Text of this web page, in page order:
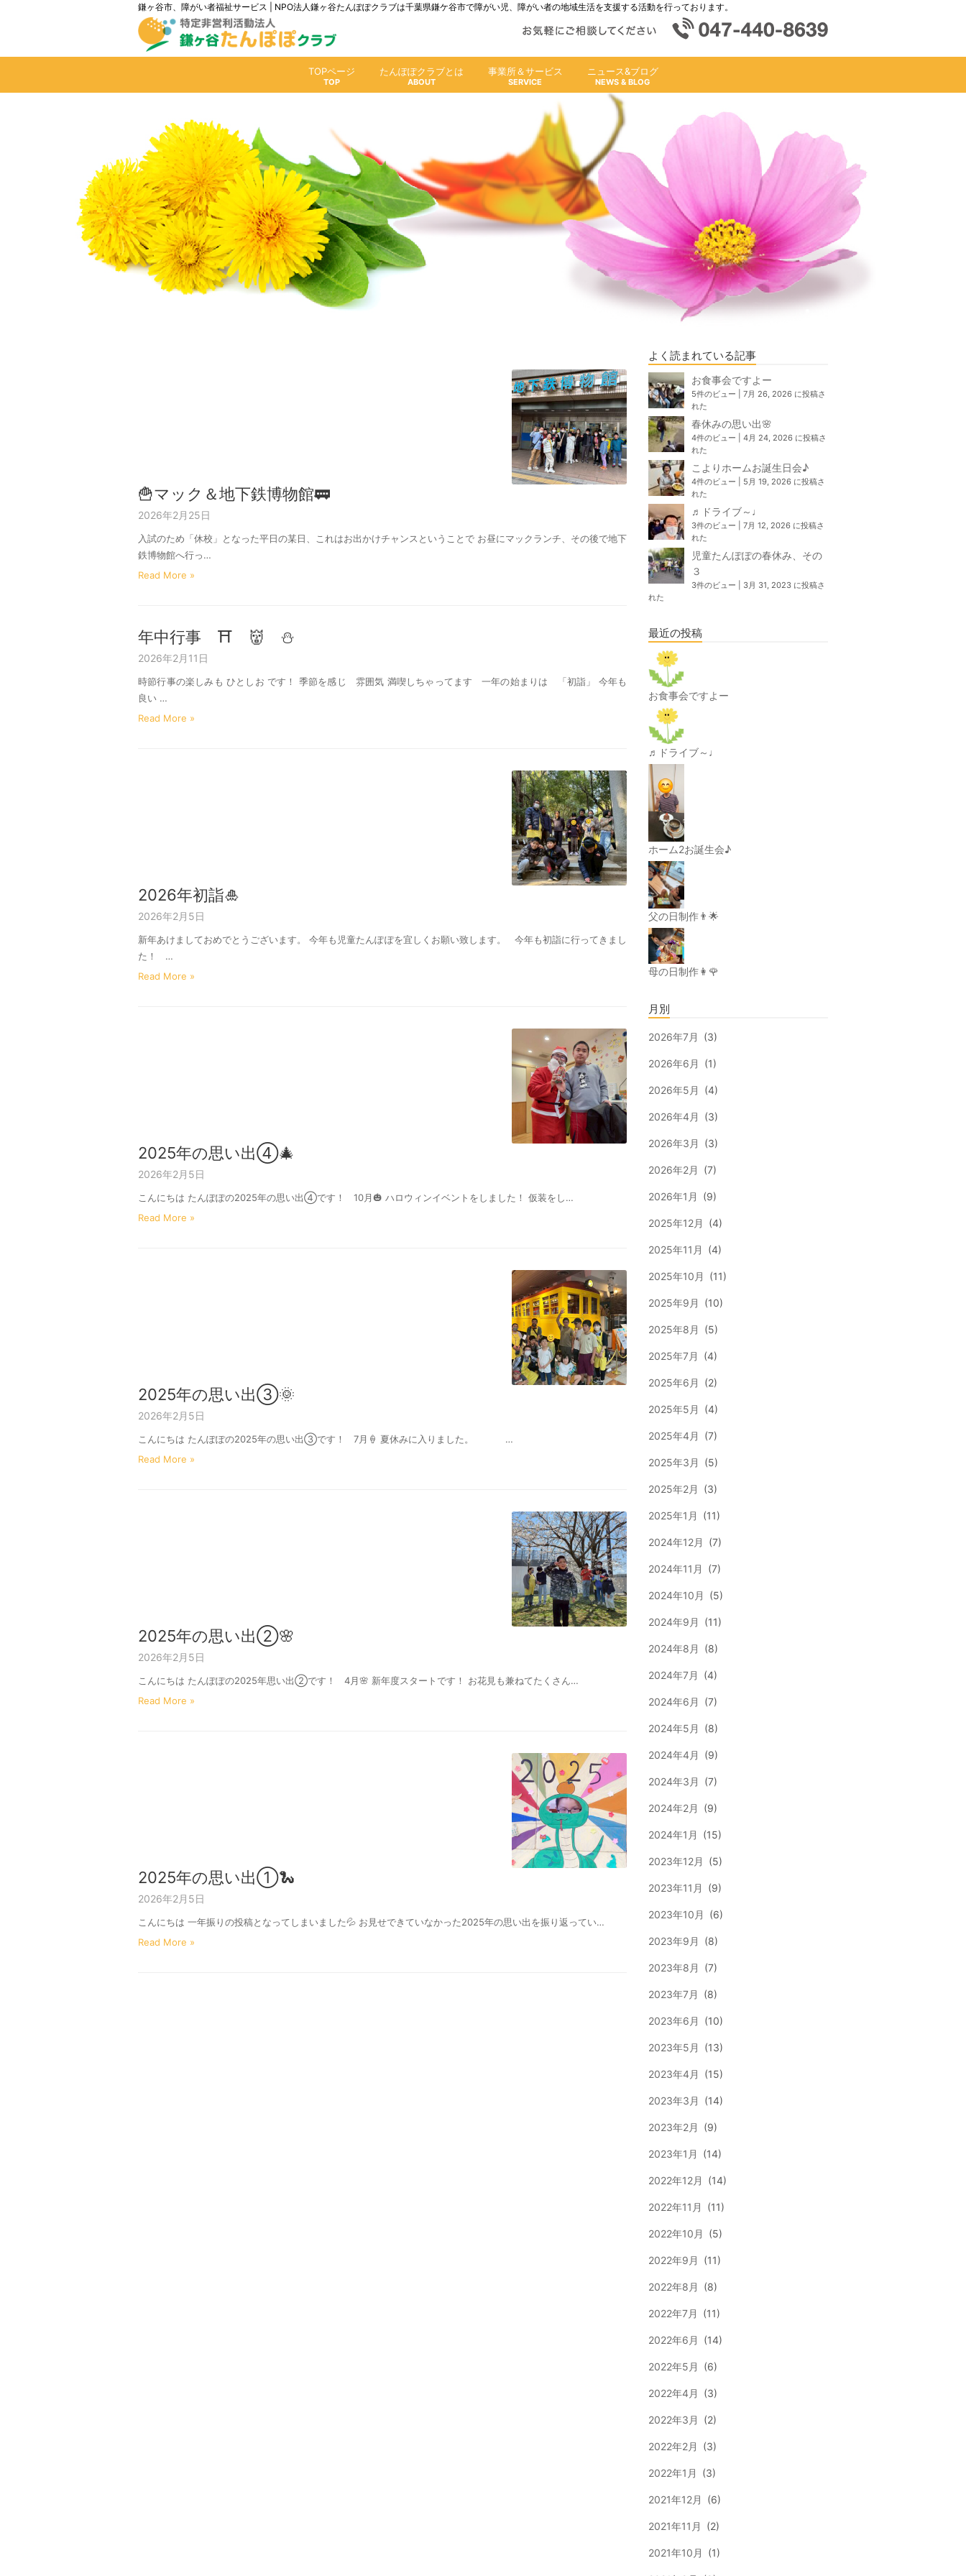
鎌ヶ谷市、障がい者福祉サービス | NPO法人鎌ヶ谷たんぽぽクラブは千葉県鎌ケ谷市で障がい児、障がい者の地域生活を支援する活動を行っております。
TOPページ たんぽぽクラブとは 事業所＆サービス ニュース&ブログ
🍟マック＆地下鉄博物館🚃
2026年2月25日
入試のため「休校」となった平日の某日、これはお出かけチャンスということで お昼にマックランチ、その後で地下
鉄博物館へ行っ…
Read More »
年中行事 ⛩ 👹 ⛄
2026年2月11日
時節行事の楽しみも ひとしお です！ 季節を感じ 雰囲気 満喫しちゃってます 一年の始まりは 「初詣」 今年も
良い …
Read More »
2026年初詣🎍
2026年2月5日
新年あけましておめでとうございます。 今年も児童たんぽぽを宜しくお願い致します。 今年も初詣に行ってきまし
た！ …
Read More »
2025年の思い出④🎄
2026年2月5日
こんにちは たんぽぽの2025年の思い出④です！ 10月🎃 ハロウィンイベントをしました！ 仮装をし…
Read More »
2025年の思い出③🌞
2026年2月5日
こんにちは たんぽぽの2025年の思い出③です！ 7月🍦 夏休みに入りました。 …
Read More »
2025年の思い出②🌸
2026年2月5日
こんにちは たんぽぽの2025年思い出②です！ 4月🌸 新年度スタートです！ お花見も兼ねてたくさん…
Read More »
2025年の思い出①🐍
2026年2月5日
こんにちは 一年振りの投稿となってしまいました💦 お見せできていなかった2025年の思い出を振り返ってい…
Read More »
よく読まれている記事
お食事会ですよー
5件のビュー
7月 26, 2026 に投稿さ
れた
春休みの思い出🌸
4件のビュー
4月 24, 2026 に投稿さ
れた
こよりホームお誕生日会♪
4件のビュー
5月 19, 2026 に投稿さ
れた
♬ドライブ～♩
3件のビュー
7月 12, 2026 に投稿さ
れた
児童たんぽぽの春休み、その
３
3件のビュー
3月 31, 2023 に投稿さ
れた
最近の投稿
お食事会ですよー
♬ドライブ～♩
ホーム2お誕生会♪
父の日制作👨🌟
母の日制作👩🌹
月別
2026年7月 (3)
2026年6月 (1)
2026年5月 (4)
2026年4月 (3)
2026年3月 (3)
2026年2月 (7)
2026年1月 (9)
2025年12月 (4)
2025年11月 (4)
2025年10月 (11)
2025年9月 (10)
2025年8月 (5)
2025年7月 (4)
2025年6月 (2)
2025年5月 (4)
2025年4月 (7)
2025年3月 (5)
2025年2月 (3)
2025年1月 (11)
2024年12月 (7)
2024年11月 (7)
2024年10月 (5)
2024年9月 (11)
2024年8月 (8)
2024年7月 (4)
2024年6月 (7)
2024年5月 (8)
2024年4月 (9)
2024年3月 (7)
2024年2月 (9)
2024年1月 (15)
2023年12月 (5)
2023年11月 (9)
2023年10月 (6)
2023年9月 (8)
2023年8月 (7)
2023年7月 (8)
2023年6月 (10)
2023年5月 (13)
2023年4月 (15)
2023年3月 (14)
2023年2月 (9)
2023年1月 (14)
2022年12月 (14)
2022年11月 (11)
2022年10月 (5)
2022年9月 (11)
2022年8月 (8)
2022年7月 (11)
2022年6月 (14)
2022年5月 (6)
2022年4月 (3)
2022年3月 (2)
2022年2月 (3)
2022年1月 (3)
2021年12月 (6)
2021年11月 (2)
2021年10月 (1)